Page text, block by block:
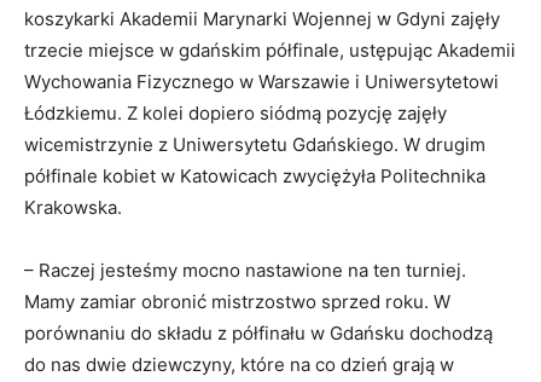
koszykarki Akademii Marynarki Wojennej w Gdyni zajęły
trzecie miejsce w gdańskim półfinale, ustępując Akademii
Wychowania Fizycznego w Warszawie i Uniwersytetowi
Łódzkiemu. Z kolei dopiero siódmą pozycję zajęły
wicemistrzynie z Uniwersytetu Gdańskiego. W drugim
półfinale kobiet w Katowicach zwyciężyła Politechnika
Krakowska.
– Raczej jesteśmy mocno nastawione na ten turniej.
Mamy zamiar obronić mistrzostwo sprzed roku. W
porównaniu do składu z półfinału w Gdańsku dochodzą
do nas dwie dziewczyny, które na co dzień grają w